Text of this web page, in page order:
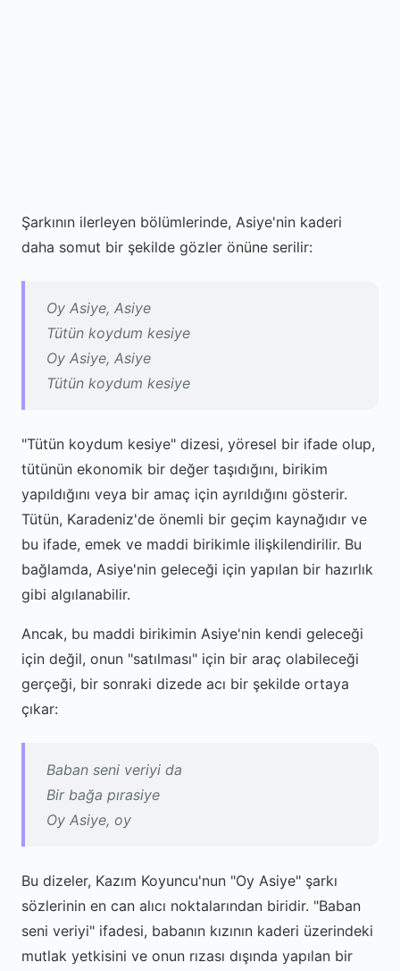
Şarkının ilerleyen bölümlerinde, Asiye'nin kaderi
daha somut bir şekilde gözler önüne serilir:
Oy Asiye, Asiye
Tütün koydum kesiye
Oy Asiye, Asiye
Tütün koydum kesiye
"Tütün koydum kesiye" dizesi, yöresel bir ifade olup,
tütünün ekonomik bir değer taşıdığını, birikim
yapıldığını veya bir amaç için ayrıldığını gösterir.
Tütün, Karadeniz'de önemli bir geçim kaynağıdır ve
bu ifade, emek ve maddi birikimle ilişkilendirilir. Bu
bağlamda, Asiye'nin geleceği için yapılan bir hazırlık
gibi algılanabilir.
Ancak, bu maddi birikimin Asiye'nin kendi geleceği
için değil, onun "satılması" için bir araç olabileceği
gerçeği, bir sonraki dizede acı bir şekilde ortaya
çıkar:
Baban seni veriyi da
Bir bağa pırasiye
Oy Asiye, oy
Bu dizeler, Kazım Koyuncu'nun "Oy Asiye" şarkı
sözlerinin en can alıcı noktalarından biridir. "Baban
seni veriyi" ifadesi, babanın kızının kaderi üzerindeki
mutlak yetkisini ve onun rızası dışında yapılan bir